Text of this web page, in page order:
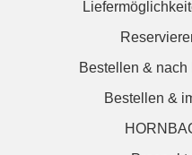
Bestellen &
Bestellen &